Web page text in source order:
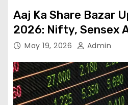
Aaj Ka Share Bazar
2026: Nifty, Sensex
May 19, 2026 Admin